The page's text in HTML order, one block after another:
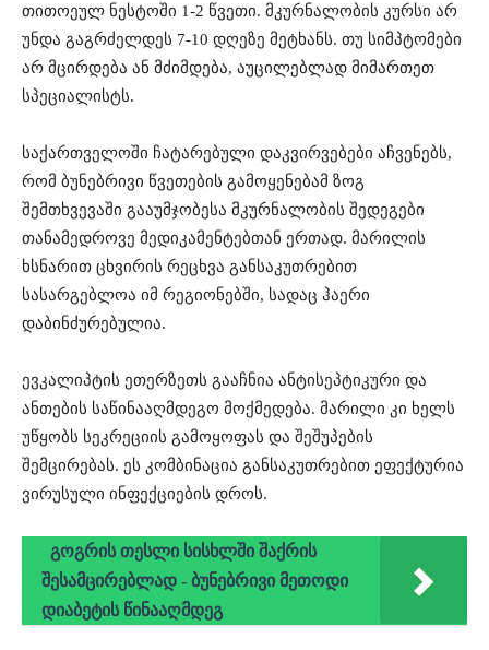
თითოეულ ნესტოში 1-2 წვეთი. მკურნალობის კურსი არ
უნდა გაგრძელდეს 7-10 დღეზე მეტხანს. თუ სიმპტომები
არ მცირდება ან მძიმდება, აუცილებლად მიმართეთ
სპეციალისტს.
საქართველოში ჩატარებული დაკვირვებები აჩვენებს,
რომ ბუნებრივი წვეთების გამოყენებამ ზოგ
შემთხვევაში გააუმჯობესა მკურნალობის შედეგები
თანამედროვე მედიკამენტებთან ერთად. მარილის
ხსნარით ცხვირის რეცხვა განსაკუთრებით
სასარგებლოა იმ რეგიონებში, სადაც ჰაერი
დაბინძურებულია.
ევკალიპტის ეთერზეთს გააჩნია ანტისეპტიკური და
ანთების საწინააღმდეგო მოქმედება. მარილი კი ხელს
უწყობს სეკრეციის გამოყოფას და შეშუპების
შემცირებას. ეს კომბინაცია განსაკუთრებით ეფექტურია
ვირუსული ინფექციების დროს.
გოგრის თესლი სისხლში შაქრის
შესამცირებლად - ბუნებრივი მეთოდი
დიაბეტის წინააღმდეგ